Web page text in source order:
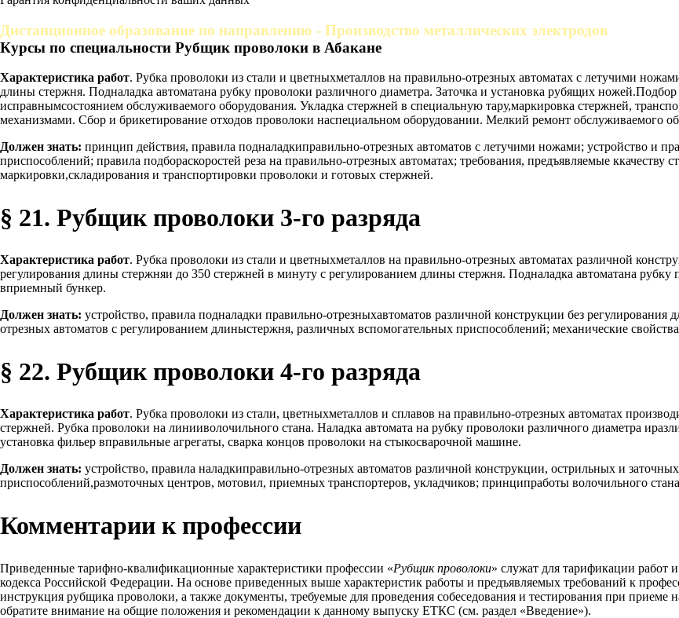
Дистанционное образование по направлению - Производство металлических электродов
Курсы по специальности Рубщик проволоки в Абакане
Характеристика работ. Рубка проволоки из стали и цветныхметаллов на правильно-отрезных автоматах с летучими
длины стержня. Подналадка автоматана рубку проволоки различного диаметра. Заточка и установка рубящих
исправнымсостоянием обслуживаемого оборудования. Укладка стержней в специальную тару,маркировка стержней,
механизмами. Сбор и брикетирование отходов проволоки наспециальном оборудовании. Мелкий ремонт обслуживаемого
Должен знать: принцип действия, правила подналадкиправильно-отрезных автоматов с летучими ножами; устройство и
приспособлений; правила подбораскоростей реза на правильно-отрезных автоматах; требования, предъявляемые
маркировки,складирования и транспортировки проволоки и готовых стержней.
§ 21. Рубщик проволоки 3-го разряда
Характеристика работ. Рубка проволоки из стали и цветныхметаллов на правильно-отрезных автоматах различной
регулирования длины стержняи до 350 стержней в минуту с регулированием длины стержня. Подналадка автоматана
вприемный бункер.
Должен знать: устройство, правила подналадки правильно-отрезныхавтоматов различной конструкции без
отрезных автоматов с регулированием длиныстержня, различных вспомогательных приспособлений; механические
§ 22. Рубщик проволоки 4-го разряда
Характеристика работ. Рубка проволоки из стали, цветныхметаллов и сплавов на правильно-отрезных автоматах
стержней. Рубка проволоки на линииволочильного стана. Наладка автомата на рубку проволоки различного диаметра
установка фильер вправильные агрегаты, сварка концов проволоки на стыкосварочной машине.
Должен знать: устройство, правила наладкиправильно-отрезных автоматов различной конструкции, острильных и
приспособлений,размоточных центров, мотовил, приемных транспортеров, укладчиков; принципработы волочильного
Комментарии к профессии
Приведенные тарифно-квалификационные характеристики профессии «Рубщик проволоки» служат для тарификации работ
кодекса Российской Федерации. На основе приведенных выше характеристик работы и предъявляемых требований к
инструкция рубщика проволоки, а также документы, требуемые для проведения собеседования и тестирования при
обратите внимание на общие положения и рекомендации к данному выпуску ЕТКС (см. раздел «Введение»).